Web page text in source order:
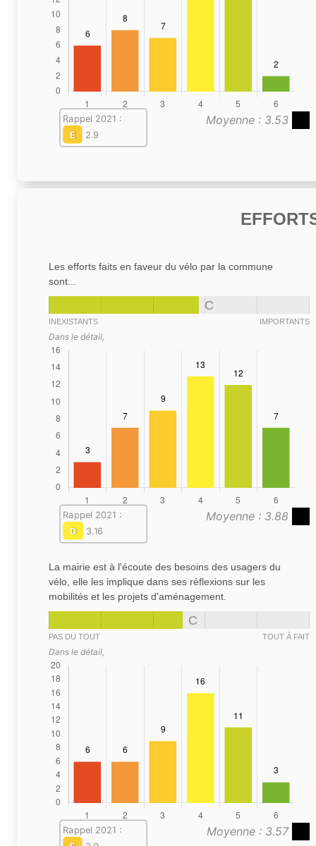
Moyenne : 3.53
Rappel 2021 :
E
2.9
Les efforts faits en faveur du vélo par la commune
sont...
C
INEXISTANTS IMPORTANTS
Dans le détail,
Moyenne : 3.88
Rappel 2021 :
D
3.16
La mairie est à l'écoute des besoins des usagers du
vélo, elle les implique dans ses réflexions sur les
mobilités et les projets d'aménagement.
C
PAS DU TOUT TOUT À FAIT
Dans le détail,
Moyenne : 3.57
Rappel 2021 :